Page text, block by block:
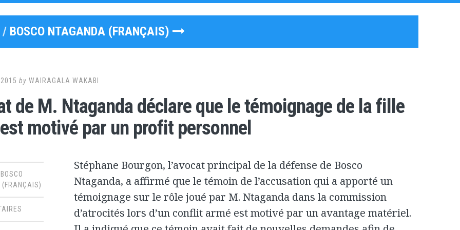
/ BOSCO NTAGANDA (FRANÇAIS)
by WAIRAGALA WAKABI
de M. Ntaganda déclare que le témoignage de la fille
motivé par un profit personnel
BOSCO
(FRANÇAIS)
Stéphane Bourgon, l’avocat principal de la défense de Bosco
Ntaganda, a affirmé que le témoin de l’accusation qui a apporté un
témoignage sur le rôle joué par M. Ntaganda dans la commission
d’atrocités lors d’un conflit armé est motivé par un avantage matériel.